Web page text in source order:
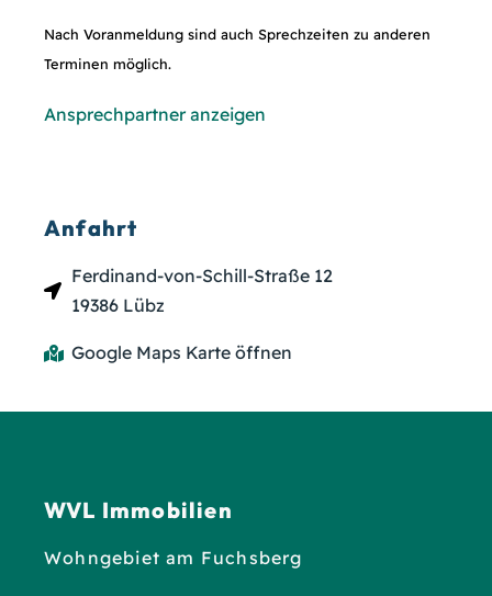
Nach Voranmeldung sind auch Sprechzeiten zu anderen
Terminen möglich.
Ansprechpartner anzeigen
Anfahrt
Ferdinand-von-Schill-Straße 12
19386 Lübz
Google Maps Karte öffnen
WVL Immobilien
Wohngebiet am Fuchsberg